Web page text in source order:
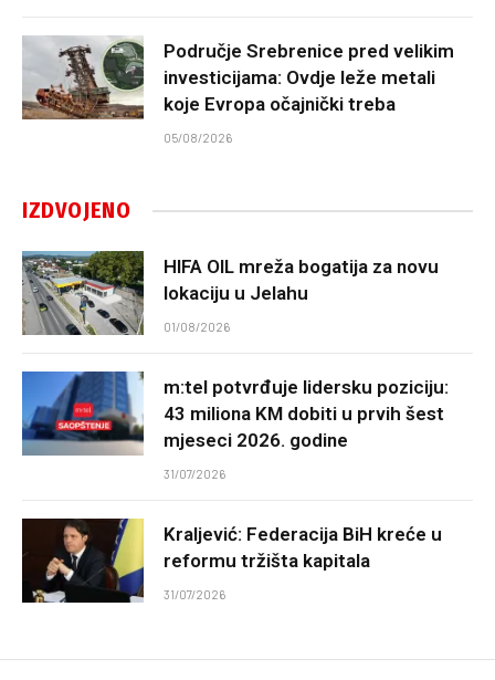
Područje Srebrenice pred velikim
investicijama: Ovdje leže metali
koje Evropa očajnički treba
05/08/2026
IZDVOJENO
HIFA OIL mreža bogatija za novu
lokaciju u Jelahu
01/08/2026
m:tel potvrđuje lidersku poziciju:
43 miliona KM dobiti u prvih šest
mjeseci 2026. godine
31/07/2026
Kraljević: Federacija BiH kreće u
reformu tržišta kapitala
31/07/2026